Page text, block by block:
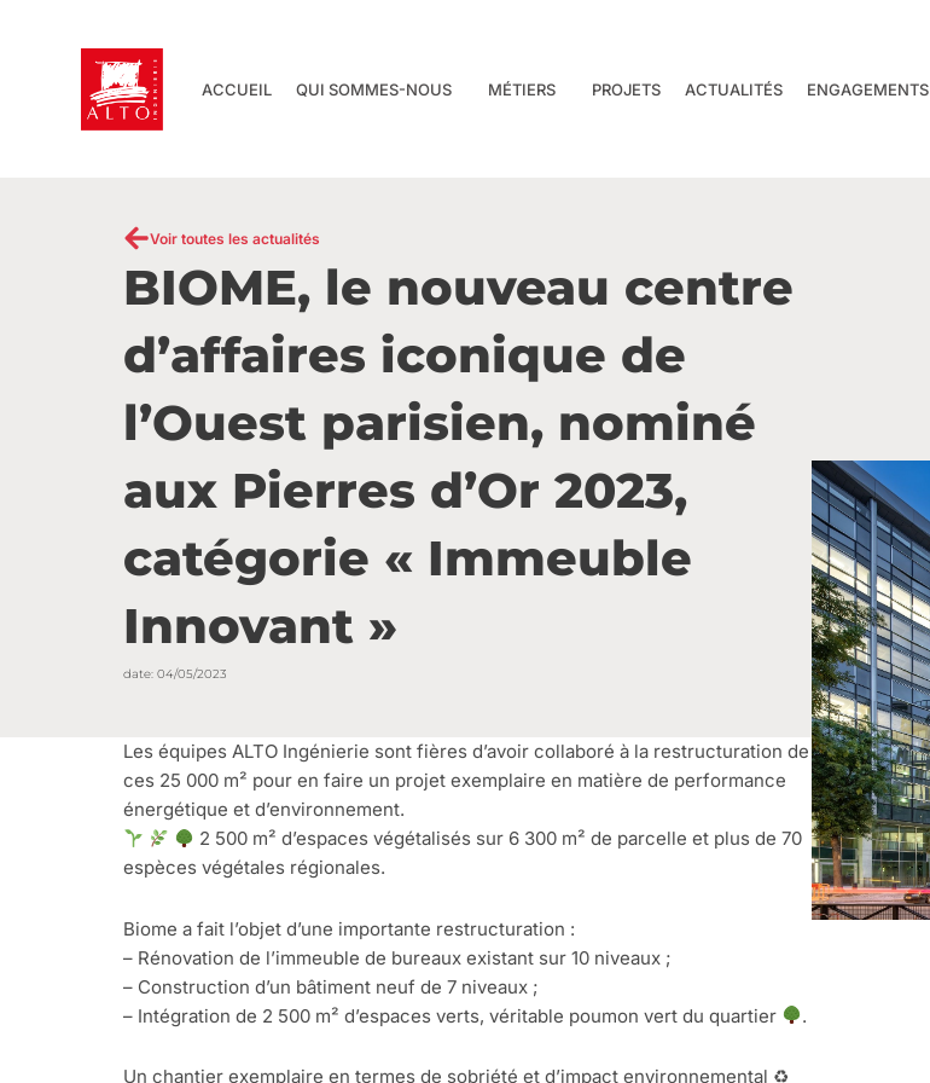
ACCUEIL QUI SOMMES-NOUS MÉTIERS PROJETS ACTUALITÉS ENGAGEMENTS
Voir toutes les actualités
BIOME, le nouveau centre
d’affaires iconique de
l’Ouest parisien, nominé
aux Pierres d’Or 2023,
catégorie « Immeuble
Innovant »
date: 04/05/2023
Les équipes ALTO Ingénierie sont fières d’avoir collaboré à la restructuration de
ces 25 000 m² pour en faire un projet exemplaire en matière de performance
énergétique et d’environnement.
2 500 m² d’espaces végétalisés sur 6 300 m² de parcelle et plus de 70
espèces végétales régionales.
Biome a fait l’objet d’une importante restructuration :
– Rénovation de l’immeuble de bureaux existant sur 10 niveaux ;
– Construction d’un bâtiment neuf de 7 niveaux ;
– Intégration de 2 500 m² d’espaces verts, véritable poumon vert du quartier
.
Un chantier exemplaire en termes de sobriété et d’impact environnemental ♻